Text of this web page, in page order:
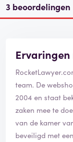
3 beoordelingen
Ervaringen
team. De
2004 en staat
zaken mee te
van de kamer
beveiligd met